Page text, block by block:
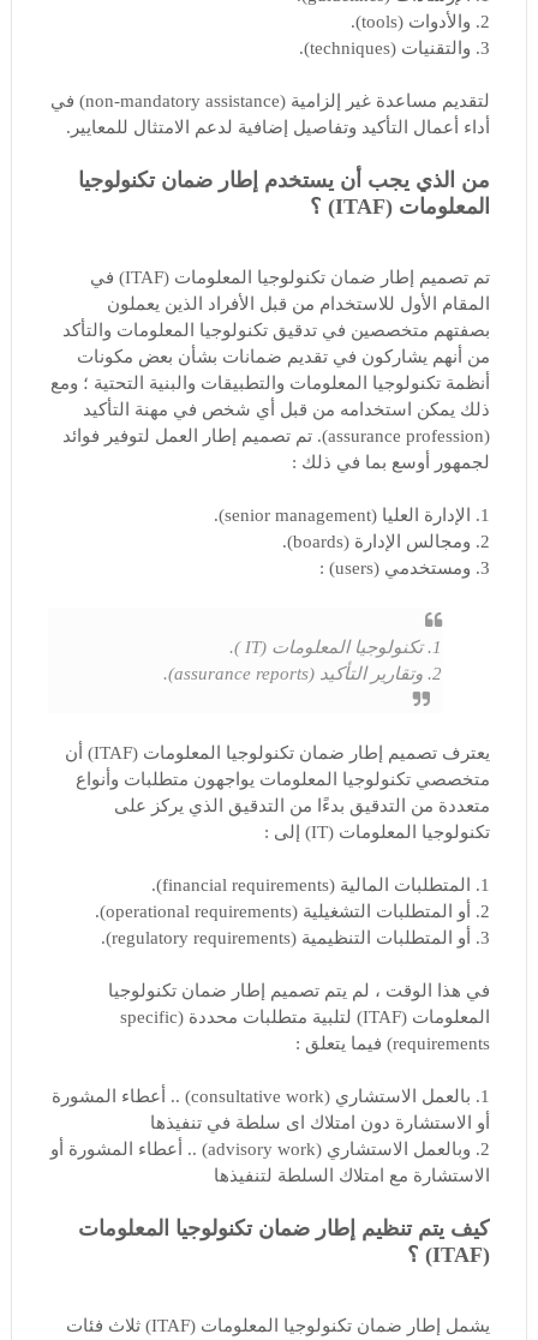
2. والأدوات (tools).
3. والتقنيات (techniques).
لتقديم مساعدة غير إلزامية (non-mandatory assistance) في
أداء أعمال التأكيد وتفاصيل إضافية لدعم الامتثال للمعايير.
من الذي يجب أن يستخدم إطار ضمان تكنولوجيا
المعلومات (ITAF) ؟
تم تصميم إطار ضمان تكنولوجيا المعلومات (ITAF) في
المقام الأول للاستخدام من قبل الأفراد الذين يعملون
بصفتهم متخصصين في تدقيق تكنولوجيا المعلومات والتأكد
من أنهم يشاركون في تقديم ضمانات بشأن بعض مكونات
أنظمة تكنولوجيا المعلومات والتطبيقات والبنية التحتية ؛ ومع
ذلك يمكن استخدامه من قبل أي شخص في مهنة التأكيد
(assurance profession). تم تصميم إطار العمل لتوفير فوائد
لجمهور أوسع بما في ذلك :
1. الإدارة العليا (senior management).
2. ومجالس الإدارة (boards).
3. ومستخدمي (users) :
1. تكنولوجيا المعلومات (IT ).
2. وتقارير التأكيد (assurance reports).
يعترف تصميم إطار ضمان تكنولوجيا المعلومات (ITAF) أن
متخصصي تكنولوجيا المعلومات يواجهون متطلبات وأنواع
متعددة من التدقيق بدءًا من التدقيق الذي يركز على
تكنولوجيا المعلومات (IT) إلى :
1. المتطلبات المالية (financial requirements).
2. أو المتطلبات التشغيلية (operational requirements).
3. أو المتطلبات التنظيمية (regulatory requirements).
في هذا الوقت ، لم يتم تصميم إطار ضمان تكنولوجيا
المعلومات (ITAF) لتلبية متطلبات محددة (specific
requirements) فيما يتعلق :
1. بالعمل الاستشاري (consultative work) .. أعطاء المشورة
أو الاستشارة دون امتلاك اى سلطة في تنفيذها
2. وبالعمل الاستشاري (advisory work) .. أعطاء المشورة أو
الاستشارة مع امتلاك السلطة لتنفيذها
كيف يتم تنظيم إطار ضمان تكنولوجيا المعلومات
(ITAF) ؟
يشمل إطار ضمان تكنولوجيا المعلومات (ITAF) ثلاث فئات